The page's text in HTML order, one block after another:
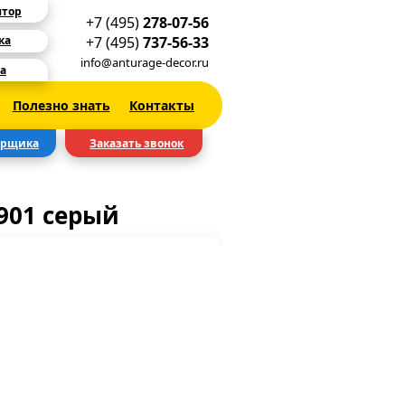
+7 (495)278-07-56
+7 (495)737-56-33
info@anturage-decor.ru
Полезно знать Контакты
Заказать звонок
серый